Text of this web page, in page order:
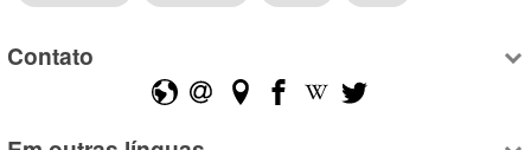
Contato